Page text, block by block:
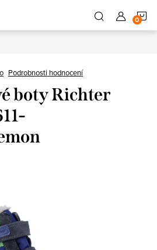
Podrobnosti hodnocení
boty Richter